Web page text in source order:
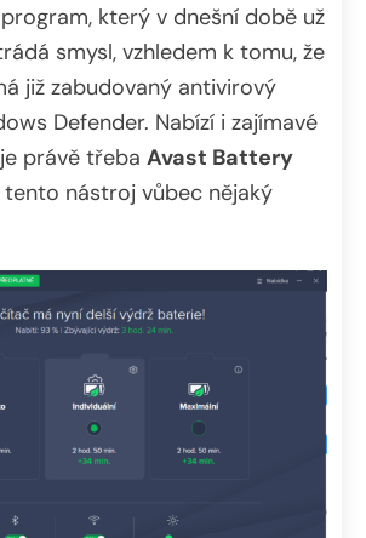
který v dnešní době už
smysl, vzhledem k tomu, že
již zabudovaný antivirový
Defender. Nabízí i zajímavé
právě třeba Avast Battery
tento nástroj vůbec nějaký